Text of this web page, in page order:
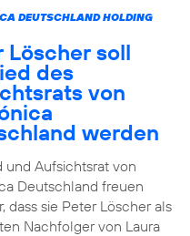
DEUTSCHLAND HOLDING
Löscher soll
des
von
werden
und Aufsichtsrat von
Deutschland freuen
dass sie Peter Löscher als
Nachfolger von Laura